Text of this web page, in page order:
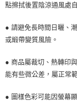
點擦拭後置陰涼通風處
● 請避免長時間日曬、
或緞帶變質風險。
● 商品屬裁切、熱轉印
能有些微公差，屬正常
● 圖樣色彩可能因螢幕